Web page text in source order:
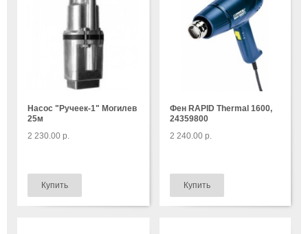
Насос "Ручеек-1" Могилев
25м
2 230.00 р.
Фен RAPID Thermal 1600,
24359800
2 240.00 р.